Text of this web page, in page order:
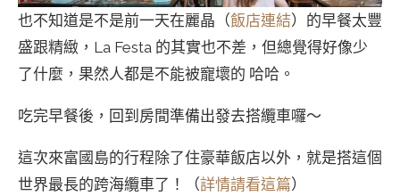
也不知道是不是前一天在麗晶（飯店連結）的早餐太豐
盛跟精緻，La Festa 的其實也不差，但總覺得好像少
了什麼，果然人都是不能被寵壞的 哈哈。
吃完早餐後，回到房間準備出發去搭纜車囉～
這次來富國島的行程除了住豪華飯店以外，就是搭這個
世界最長的跨海纜車了！（詳情請看這篇）